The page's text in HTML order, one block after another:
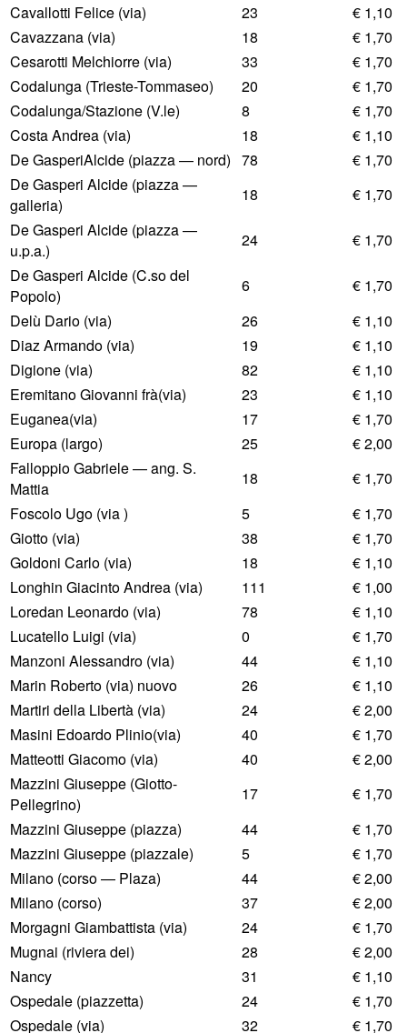
Cavallotti Felice (via)
23
€ 1,10
Cavazzana (via)
18
€ 1,70
Cesarotti Melchiorre (via)
33
€ 1,70
Codalunga (Trieste-Tommaseo)
20
€ 1,70
Codalunga/Stazione (V.le)
8
€ 1,70
Costa Andrea (via)
18
€ 1,10
De GasperiAlcide (piazza — nord) 78
€ 1,70
De Gasperi Alcide (piazza —
galleria)
18
€ 1,70
De Gasperi Alcide (piazza —
u.p.a.)
24
€ 1,70
De Gasperi Alcide (C.so del
Popolo)
6
€ 1,70
Delù Dario (via)
26
€ 1,10
Diaz Armando (via)
19
€ 1,10
Digione (via)
82
€ 1,10
Eremitano Giovanni frà(via)
23
€ 1,10
Euganea(via)
17
€ 1,70
Europa (largo)
25
€ 2,00
Falloppio Gabriele — ang. S.
Mattia
18
€ 1,70
Foscolo Ugo (via )
5
€ 1,70
Giotto (via)
38
€ 1,70
Goldoni Carlo (via)
18
€ 1,10
Longhin Giacinto Andrea (via)
111
€ 1,00
Loredan Leonardo (via)
78
€ 1,10
Lucatello Luigi (via)
0
€ 1,70
Manzoni Alessandro (via)
44
€ 1,10
Marin Roberto (via) nuovo
26
€ 1,10
Martiri della Libertà (via)
24
€ 2,00
Masini Edoardo Plinio(via)
40
€ 1,70
Matteotti Giacomo (via)
40
€ 2,00
Mazzini Giuseppe (Giotto-
Pellegrino)
17
€ 1,70
Mazzini Giuseppe (piazza)
44
€ 1,70
Mazzini Giuseppe (piazzale)
5
€ 1,70
Milano (corso — Plaza)
44
€ 2,00
Milano (corso)
37
€ 2,00
Morgagni Giambattista (via)
24
€ 1,70
Mugnai (riviera dei)
28
€ 2,00
Nancy
31
€ 1,10
Ospedale (piazzetta)
24
€ 1,70
Ospedale (via)
32 € 1,70